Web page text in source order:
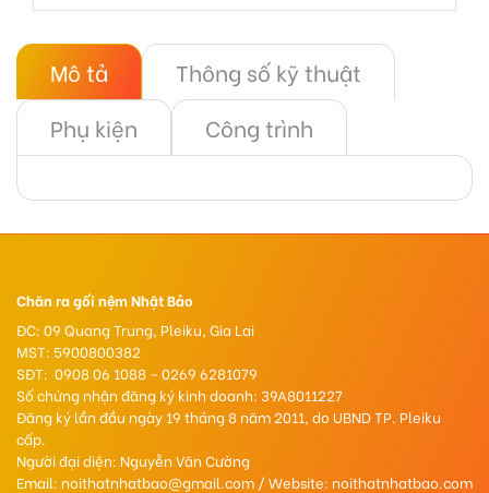
đến
Mô tả
Thông số kỹ thuật
Phụ kiện
Công trình
Chăn ra gối nệm Nhật Bảo
ĐC: 09 Quang Trung, Pleiku, Gia Lai
MST: 5900800382
SĐT: 0908 06 1088 – 0269 6281079
Số chứng nhận đăng ký kinh doanh: 39A8011227
Đăng ký lần đầu ngày 19 tháng 8 năm 2011, do UBND TP. Pleiku
cấp.
Người đại diện: Nguyễn Văn Cường
Email: noithatnhatbao@gmail.com / Website: noithatnhatbao.com